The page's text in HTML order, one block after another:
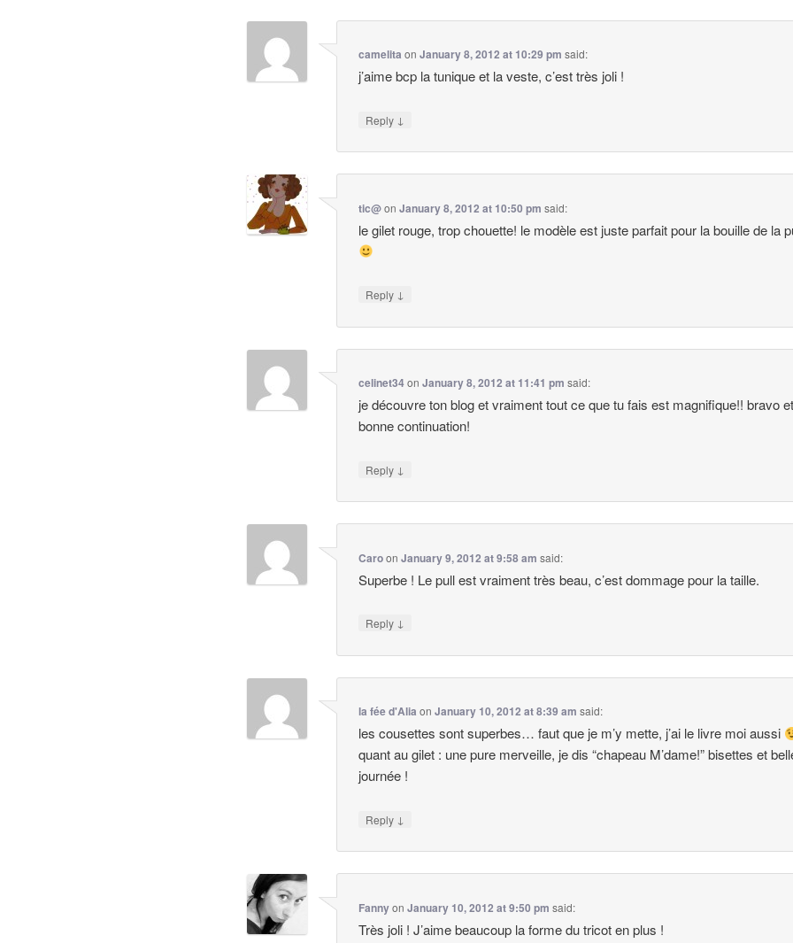
camelita onJanuary 8, 2012 at 10:29 pm said:
j’aime bcp la tunique et la veste, c’est très joli !
Reply ↓
tic@onJanuary 8, 2012 at 10:50 pm said:
le gilet rouge, trop chouette! le modèle est juste parfait pour la bouille de la
Reply ↓
celinet34onJanuary 8, 2012 at 11:41 pm said:
je découvre ton blog et vraiment tout ce que tu fais est magnifique!! bravo
bonne continuation!
Reply ↓
CaroonJanuary 9, 2012 at 9:58 am said:
Superbe ! Le pull est vraiment très beau, c’est dommage pour la taille.
Reply ↓
la fée d'Alia onJanuary 10, 2012 at 8:39 am said:
les cousettes sont superbes… faut que je m’y mette, j’ai le livre moi aussi
quant au gilet : une pure merveille, je dis “chapeau M’dame!” bisettes et
journée !
Reply ↓
FannyonJanuary 10, 2012 at 9:50 pm said:
Très joli ! J’aime beaucoup la forme du tricot en plus !